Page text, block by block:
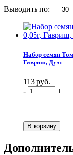
Выводить по:
Набор семян
Гавриш, Дуэт
113 руб.
-
+